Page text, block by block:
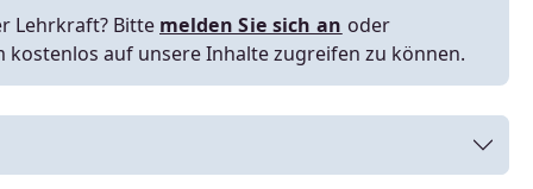
Lehrkraft? Bitte melden Sie sich an oder
kostenlos auf unsere Inhalte zugreifen zu können.